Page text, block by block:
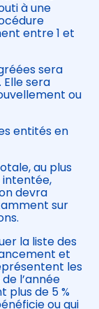
à une
entre 1 et
sera
Elle sera
ou
entités en
au plus
intentée,
devra
sur
la liste des
et
les
l’année
plus de 5 %
ou qui